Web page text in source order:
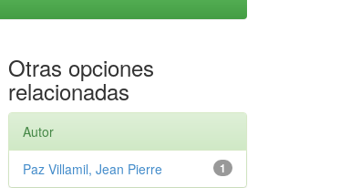
Otras opciones
relacionadas
Autor
1
Paz Villamil, Jean Pierre